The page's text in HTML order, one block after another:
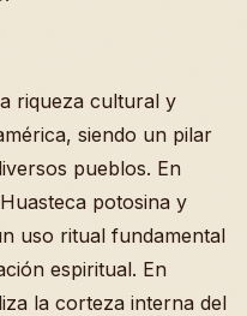
riqueza cultural y
siendo un pilar
pueblos. En
potosina y
uso ritual fundamental
espiritual. En
la corteza interna del